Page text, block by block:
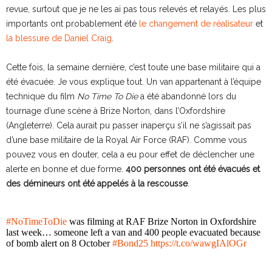
revue, surtout que je ne les ai pas tous relevés et relayés. Les plus
importants ont probablement été le changement de réalisateur et
la blessure de Daniel Craig
Cette fois, la semaine dernière, c’est toute une base militaire qui a
été évacuée. Je vous explique tout. Un van appartenant à l’équipe
technique du film No Time To Diea été abandonné lors du
tournage d’une scène à Brize Norton, dans l’Oxfordshire
(Angleterre). Cela aurait pu passer inaperçu s’il ne s’agissait pas
d’une base militaire de la Royal Air Force (RAF). Comme vous
pouvez vous en douter, cela a eu pour effet de déclencher une
alerte en bonne et due forme. 400 personnes ont été évacués et
des démineurs ont été appelés à la rescousse.
#NoTimeToDie was filming at RAF Brize Norton in Oxfordshire
last week… someone left a van and 400 people evacuated because
of bomb alert on 8 October#Bond25 https://t.co/wawgIAlOGr